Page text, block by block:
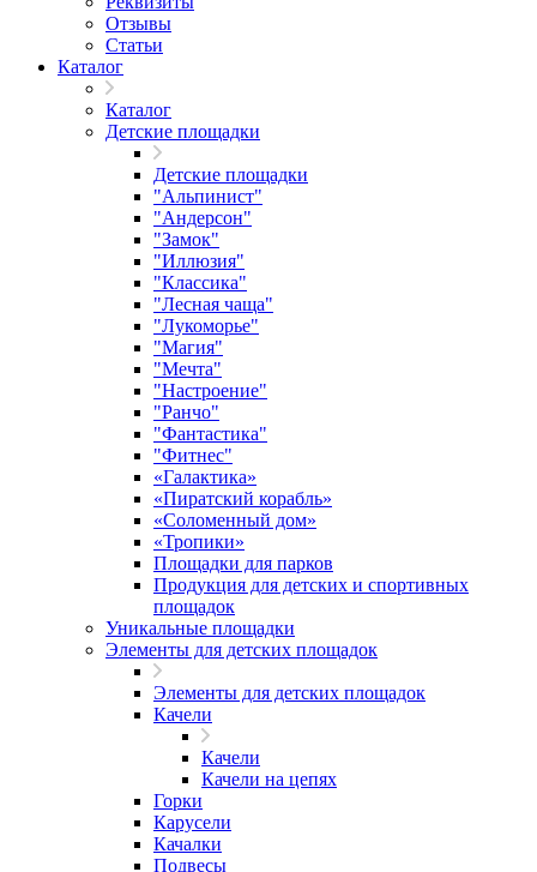
Отзывы
Статьи
Каталог
Каталог
Детские площадки
Детские площадки
"Альпинист"
"Андерсон"
"Замок"
"Иллюзия"
"Классика"
"Лесная чаща"
"Лукоморье"
"Магия"
"Мечта"
"Настроение"
"Ранчо"
"Фантастика"
"Фитнес"
«Галактика»
«Пиратский корабль»
«Соломенный дом»
«Тропики»
Площадки для парков
Продукция для детских и спортивных
площадок
Уникальные площадки
Элементы для детских площадок
Элементы для детских площадок
Качели
Качели
Качели на цепях
Горки
Карусели
Качалки
Подвесы